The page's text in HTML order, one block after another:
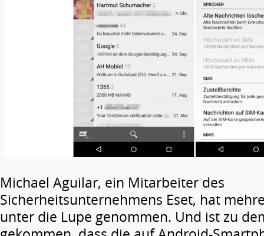
Michael Aguilar, ein Mitarbeiter des
Sicherheitsunternehmens Eset, hat
unter die Lupe genommen. Und ist zu